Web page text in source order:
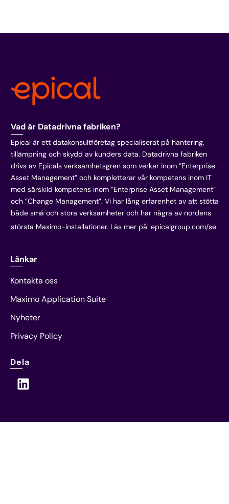
Vad är Datadrivna fabriken?
Epical är ett datakonsultföretag specialiserat på hantering,
tillämpning och skydd av kunders data. Datadrivna fabriken
drivs av Epicals verksamhetsgren som verkar inom ”Enterprise
Asset Management” och kompletterar vår kompetens inom IT
med särskild kompetens inom ”Enterprise Asset Management”
och ”Change Management”. Vi har lång erfarenhet av att stötta
både små och stora verksamheter och har några av nordens
största Maximo-installationer. Läs mer på: epicalgroup.com/se
Länkar
Kontakta oss
Maximo Application Suite
Nyheter
Privacy Policy
Dela
L
i
e